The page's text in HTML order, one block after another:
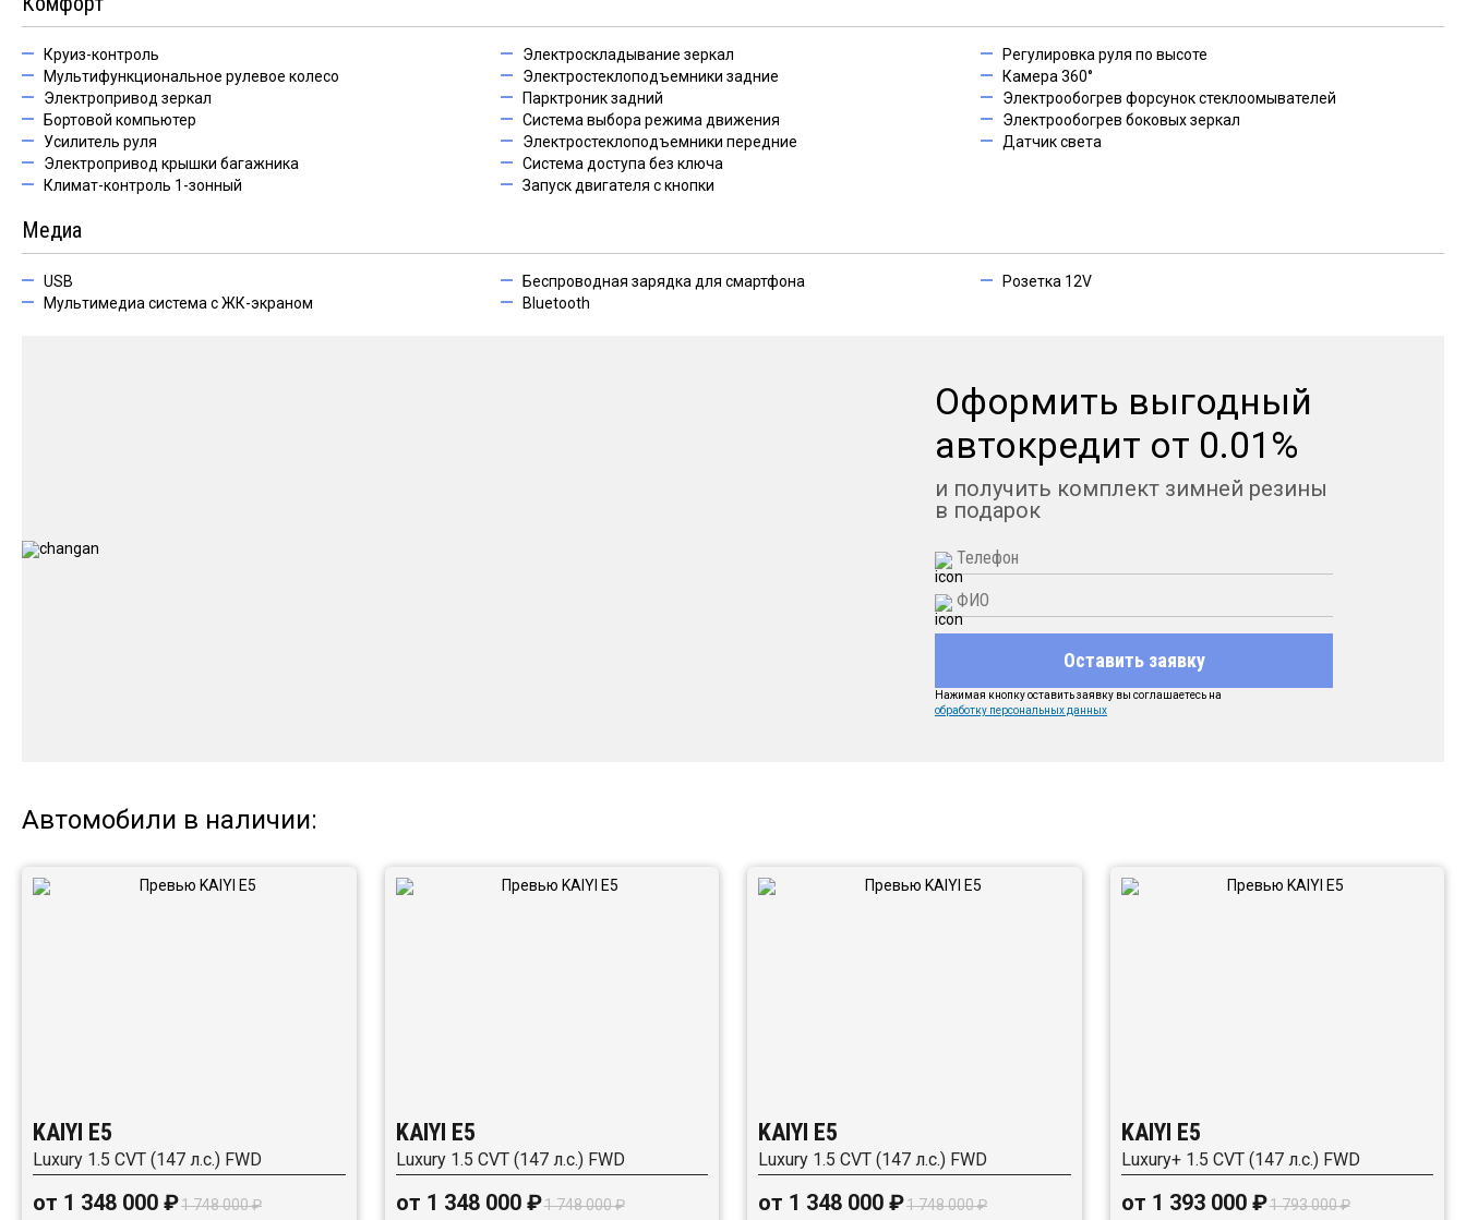
Круиз-контроль
Мультифункциональное рулевое колесо
Электропривод зеркал
Бортовой компьютер
Усилитель руля
Электропривод крышки багажника
Климат-контроль 1-зонный
Электроскладывание зеркал
Электростеклоподъемники задние
Парктроник задний
Система выбора режима движения
Электростеклоподъемники передние
Система доступа без ключа
Запуск двигателя с кнопки
Регулировка руля по высоте
Камера 360°
Электрообогрев форсунок стеклоомывателей
Электрообогрев боковых зеркал
Датчик света
Медиа
USB
Мультимедиа система с ЖК-экраном
Беспроводная зарядка для смартфона
Bluetooth
Розетка 12V
Оформить выгодный
автокредит от 0.01%
и получить комплект зимней резины
в подарок
Оставить заявку
Нажимая кнопку оставить заявку вы соглашаетесь на
обработку персональных данных
Автомобили в наличии:
KAIYI E5
Luxury 1.5 CVT (147 л.с.) FWD
от 1 348 000 ₽1 748 000 ₽
KAIYI E5
Luxury 1.5 CVT (147 л.с.) FWD
от 1 348 000 ₽1 748 000 ₽
KAIYI E5
Luxury 1.5 CVT (147 л.с.) FWD
от 1 348 000 ₽1 748 000 ₽
KAIYI E5
Luxury+ 1.5 CVT (147 л.с.) FWD
от 1 393 000 ₽1 793 000 ₽